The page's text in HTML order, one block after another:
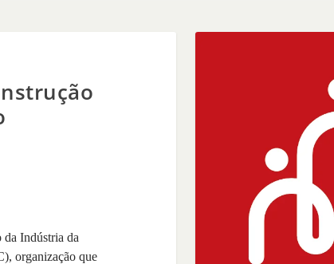
da Indústria da
organização que